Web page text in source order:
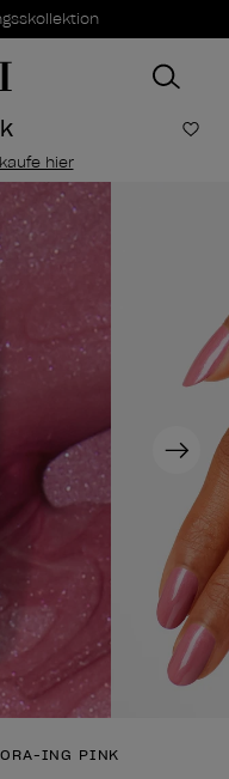
Zur
hier
Next
ING PINK